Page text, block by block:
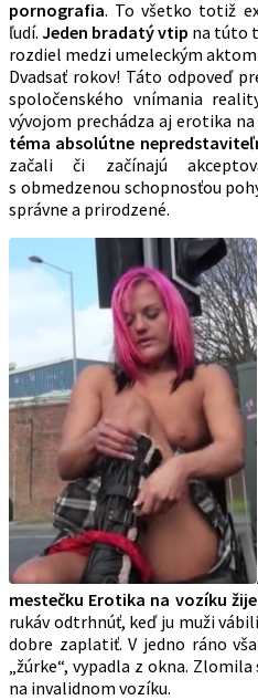
pornografia. To všetko totiž
ľudí. Jeden bradatý vtip na túto
rozdiel medzi umeleckým
Dvadsať rokov! Táto odpoveď
spoločenského vnímania
vývojom prechádza aj erotika na
téma absolútne
začali či začínajú
s obmedzenou schopnosťou
správne a prirodzené.
mestečku Erotika na vozíku
rukáv odtrhnúť, keď ju muži
dobre zaplatiť. V jedno ráno
„žúrke“, vypadla z okna.
na invalidnom vozíku.